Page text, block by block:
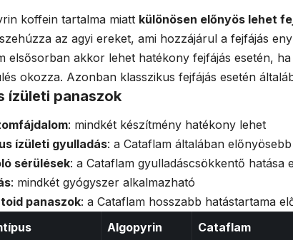
koffein tartalma miatt különösen előnyös lehet
az agyi ereket, ami hozzájárul a fejfájás
elsősorban akkor lehet hatékony fejfájás esetén,
okozza. Azonban klasszikus fejfájás esetén
ízületi panaszok
: mindkét készítmény hatékony lehet
ízületi gyulladás: a Cataflam általában előnyösebb
sérülések: a Cataflam gyulladáscsökkentő hatása
: mindkét gyógyszer alkalmazható
panaszok: a Cataflam hosszabb hatástartama
Algopyrin Cataflam